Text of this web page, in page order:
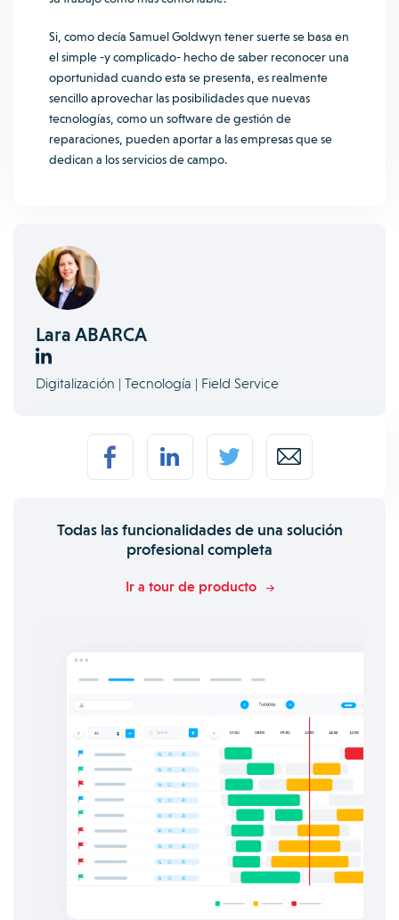
Si, como decía Samuel Goldwyn tener suerte se basa en
el simple -y complicado- hecho de saber reconocer una
oportunidad cuando esta se presenta, es realmente
sencillo aprovechar las posibilidades que nuevas
tecnologías, como un software de gestión de
reparaciones, pueden aportar a las empresas que se
dedican a los servicios de campo.
Lara ABARCA
Digitalización | Tecnología | Field Service
Todas las funcionalidades de una solución
profesional completa
Ir a tour de producto